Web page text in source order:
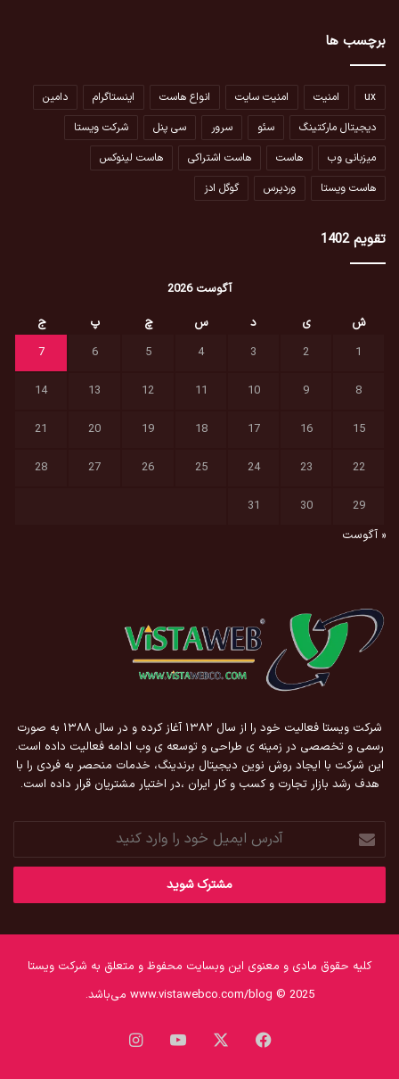
برچسب ها
ux امنیت امنیت سایت انواع هاست اینستاگرام
دامین
دیجیتال مارکتینگ
سئو سرور سی پنل
شرکت ویستا
میزبانی وب
هاست هاست اشتراکی
هاست لینوکس
هاست ویستا
وردپرس گوگل ادز
تقویم 1402
آگوست 2026
ش
ی د س چ پ
ج
1
2
3
4
5
6
7
8
9
10
11
12
13
14
15
16
17
18
19
20
21
22
23
24
25
26
27
28
29
30
31
« آگوست
شرکت ویستا فعالیت خود را از سال ۱۳۸۲ آغاز کرده و در سال ۱۳۸۸ به صورت
رسمی و تخصصی در زمینه ی طراحی و توسعه ی وب ادامه فعالیت داده است.
این شرکت با ایجاد روش نوین دیجیتال برندینگ، خدمات منحصر به فردی را با
هدف رشد بازار تجارت و کسب و کار ایران ،در اختیار مشتریان قرار داده است.
آدرس
ایمیل
خود
وارد
کلیه حقوق مادی و معنوی این وبسایت محفوظ و متعلق به شرکت ویستا
www.vistawebco.com/blog © 2025 می‌باشد.
فیس
یوتیوب